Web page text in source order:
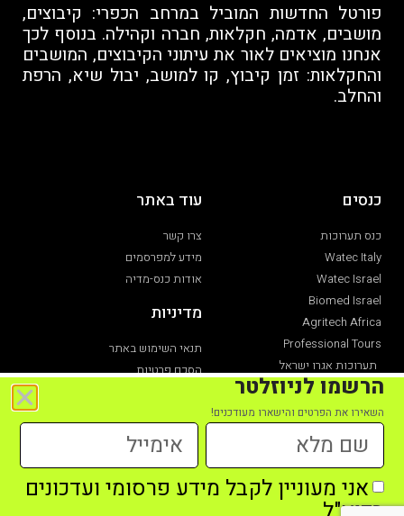
פורטל החדשות המוביל במרחב הכפרי: קיבוצים,
מושבים, אדמה, חקלאות, חברה וקהילה. בנוסף לכך
אנחנו מוציאים לאור את עיתוני הקיבוצים, המושבים
והחקלאות: זמן קיבוץ, קו למושב, יבול שיא, הרפת
והחלב.
כנסים
כנס תערוכות
Watec Italy
Watec Israel
Biomed Israel
Agritech Africa
Professional Tours
תערוכות אגרו ישראל
תערוכת חקלאות
עוד באתר
צרו קשר
מידע למפרסמים
אודות כנס-מדיה
מדיניות
תנאי השימוש באתר
הסכם פרטיות
כל הזכויות שמורות לכנס מדיה מקבוצת כנס תערוכות -2021
הרשמו לניוזלטר
השאירו את הפרטים והישארו מעודכנים!
אני מעוניין לקבל מידע פרסומי ועדכונים